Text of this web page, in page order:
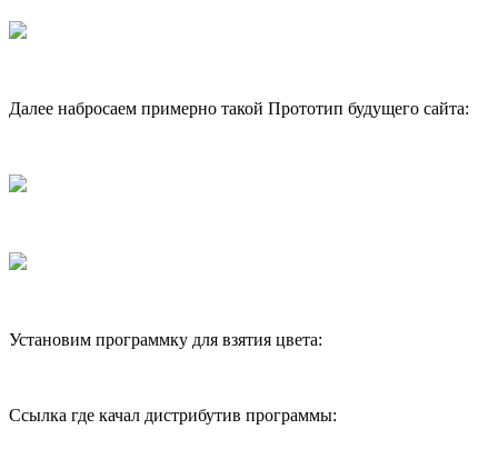
Далее набросаем примерно такой Прототип будущего сайта:
Установим программку для взятия цвета:
Ссылка где качал дистрибутив программы: